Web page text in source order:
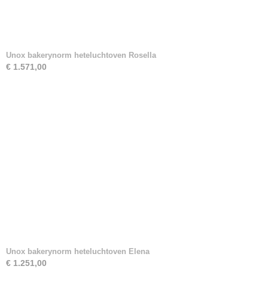
Unox bakerynorm heteluchtoven Rosella
€ 1.571,00
Unox bakerynorm heteluchtoven Elena
€ 1.251,00